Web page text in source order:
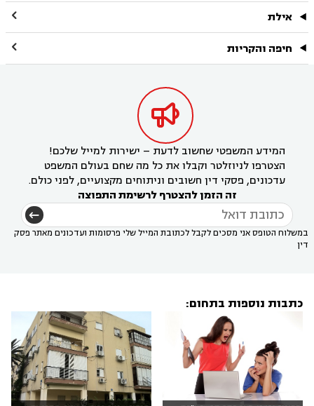
אילת 
חיפה והקריות 

המידע המשפטי שחשוב לדעת – ישירות למייל שלכם!
הצטרפו לניוזלטר וקבלו את כל מה שחם בעולם המשפט
עדכונים, פסקי דין חשובים וניתוחים מקצועיים, לפני כולם.
זה הזמן להצטרף לרשימת התפוצה
במשלוח הטופס אני מסכים לקבל לכתובת המייל שלי פרסומות ועדכונים מאתר פסק
דין
כתבות נוספות בתחום: